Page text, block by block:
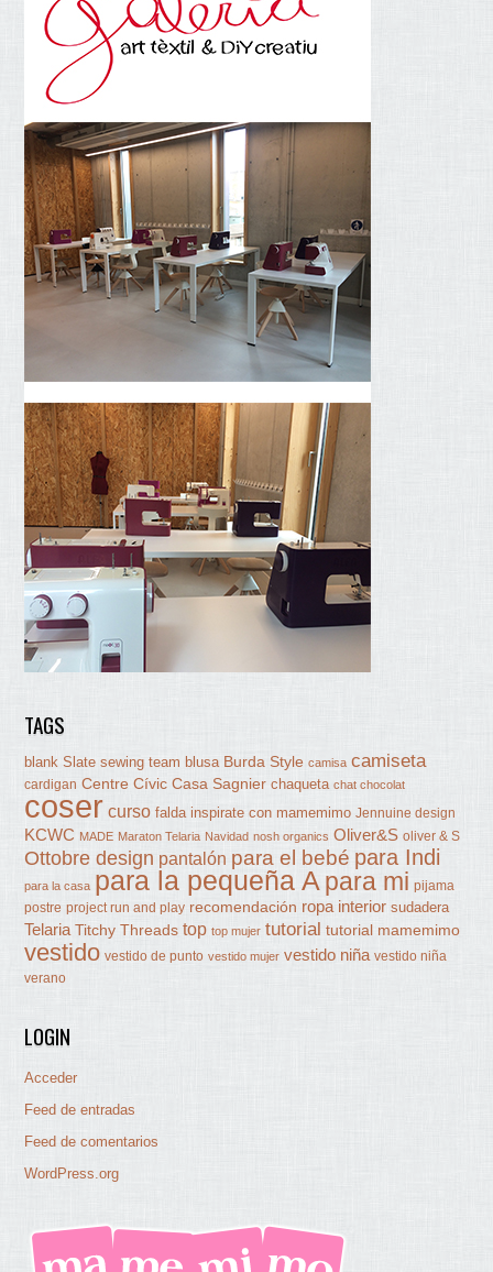
TAGS
blank Slate sewing team blusa Burda Style camisa camiseta
cardigan Centre Cívic Casa Sagnier chaqueta chat chocolat
coser curso falda inspirate con mamemimo Jennuine design
KCWC MADE Maraton Telaria Navidad nosh organics Oliver&S oliver & S
Ottobre design pantalón para el bebé para Indi
para la casa para la pequeña Apara mi pijama
postre project run and play recomendación ropa interior sudadera
Telaria Titchy Threads top top mujer tutorial tutorial mamemimo
vestido vestido de punto vestido mujer vestido niña vestido niña
verano
LOGIN
Acceder
Feed de entradas
Feed de comentarios
WordPress.org